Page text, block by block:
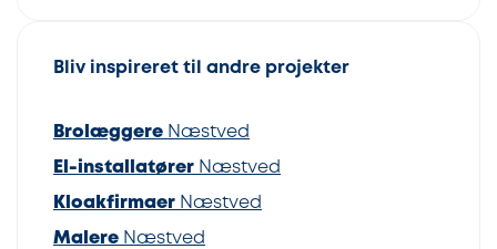
Bliv inspireret til andre projekter
Brolæggere Næstved
El-installatører Næstved
Kloakfirmaer Næstved
Malere Næstved